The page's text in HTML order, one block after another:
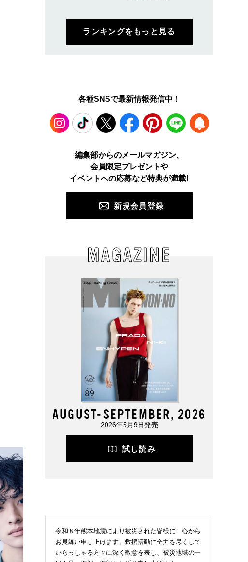
上品さが桁違い！「プー
ロエベの新しい世界へよ
リット
日焼け止めのベタつき
ランキングをもっと見る
各種SNSで最新情報発信中！
TikTok Facebook Pinterest LINE
編集部からのメールマガジン、
会員限定プレゼントや
イベントへの応募など特典が満載!
新規会員登録
MAGAZINE
AUGUST-SEPTEMBER, 2026
2026年5月9日発売
試し読み
令和８年熊本地震により被災された皆様に、心から
お見舞い申し上げます。救援活動に全力を尽くして
いらっしゃる方々に深く敬意を表し、被災地域の一